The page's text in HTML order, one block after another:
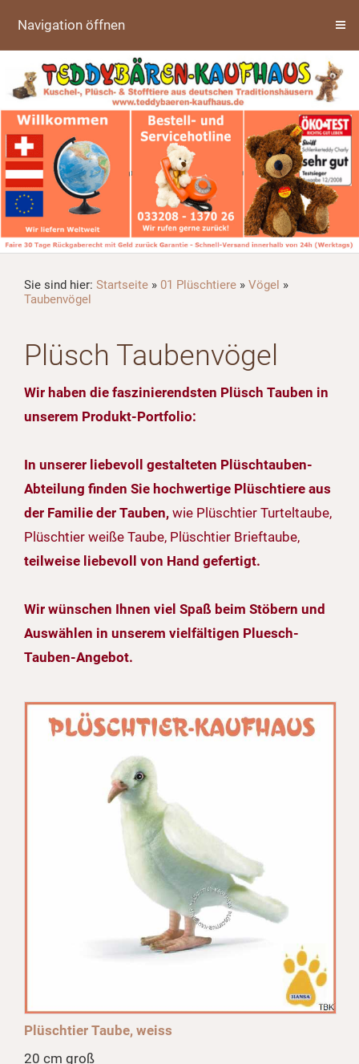
Navigation öffnen
Sie sind hier: Startseite » 01 Plüschtiere » Vögel »
Taubenvögel
Plüsch Taubenvögel
Wir haben die faszinierendsten Plüsch Tauben in
unserem Produkt-Portfolio:
In unserer liebevoll gestalteten Plüschtauben-
Abteilung finden Sie hochwertige Plüschtiere aus
der Familie der Tauben, wie Plüschtier Turteltaube,
Plüschtier weiße Taube, Plüschtier Brieftaube,
teilweise liebevoll von Hand gefertigt.
Wir wünschen Ihnen viel Spaß beim Stöbern und
Auswählen in unserem vielfältigen Pluesch-
Tauben-Angebot.
Plüschtier Taube, weiss
20 cm groß